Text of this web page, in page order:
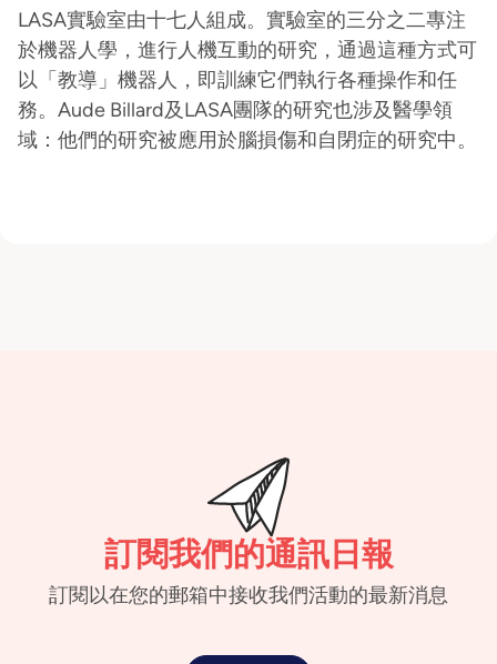
LASA實驗室由十七人組成。實驗室的三分之二專注
於機器人學，進行人機互動的研究，通過這種方式可
以「教導」機器人，即訓練它們執行各種操作和任
務。Aude Billard及LASA團隊的研究也涉及醫學領
域：他們的研究被應用於腦損傷和自閉症的研究中。
訂閱我們的通訊日報
訂閱以在您的郵箱中接收我們活動的最新消息